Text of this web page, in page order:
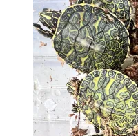
war:
40,00 €
ist:
20,00 €.